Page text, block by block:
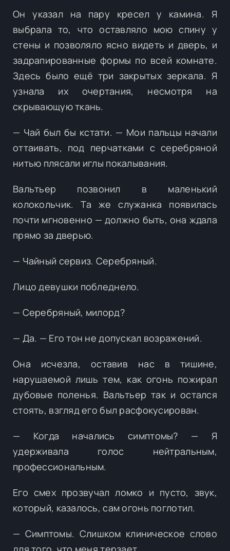
Он указал на пару кресел у камина. Я
выбрала то, что оставляло мою спину у
стены и позволяло ясно видеть и дверь, и
задрапированные формы по всей комнате.
Здесь было ещё три закрытых зеркала. Я
узнала их очертания, несмотря на
скрывающую ткань.
— Чай был бы кстати. — Мои пальцы начали
оттаивать, под перчатками с серебряной
нитью плясали иглы покалывания.
Вальтьер позвонил в маленький
колокольчик. Та же служанка появилась
почти мгновенно — должно быть, она ждала
прямо за дверью.
— Чайный сервиз. Серебряный.
Лицо девушки побледнело.
— Серебряный, милорд?
— Да. — Его тон не допускал возражений.
Она исчезла, оставив нас в тишине,
нарушаемой лишь тем, как огонь пожирал
дубовые поленья. Вальтьер так и остался
стоять, взгляд его был расфокусирован.
— Когда начались симптомы? — Я
удерживала голос нейтральным,
профессиональным.
Его смех прозвучал ломко и пусто, звук,
который, казалось, сам огонь поглотил.
— Симптомы. Слишком клиническое слово